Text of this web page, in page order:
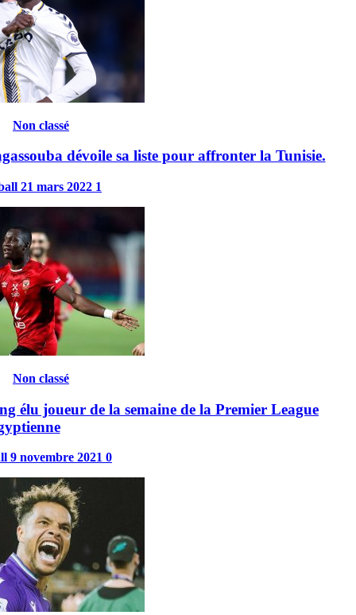
Non classé
dévoile sa liste pour affronter la Tunisie.
21 mars 2022 1
Non classé
élu joueur de la semaine de la Premier League
9 novembre 2021 0